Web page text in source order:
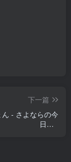
下一篇
ん - さよならの今
日に -